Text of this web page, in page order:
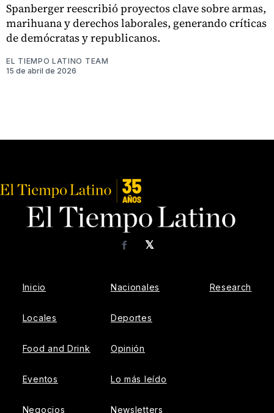
Spanberger reescribió proyectos clave sobre armas,
marihuana y derechos laborales, generando críticas
de demócratas y republicanos.
EL TIEMPO LATINO TEAM
15 de abril de 2026
𝕏
Facebook
Inicio
Locales
Food and Drink
Eventos
Negocios
Nacionales
Deportes
Opinión
Lo más leído
Newsletters
Research